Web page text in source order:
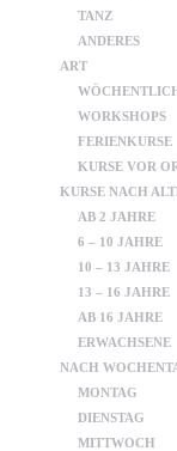
TANZ
ANDERES
ART
WORKSHOPS
FERIENKURSE
KURSE VOR
KURSE NACH
AB 2 JAHRE
6 – 10 JAHRE
10 – 13 JAHRE
13 – 16 JAHRE
AB 16 JAHRE
ERWACHSENE
NACH
MONTAG
DIENSTAG
MITTWOCH